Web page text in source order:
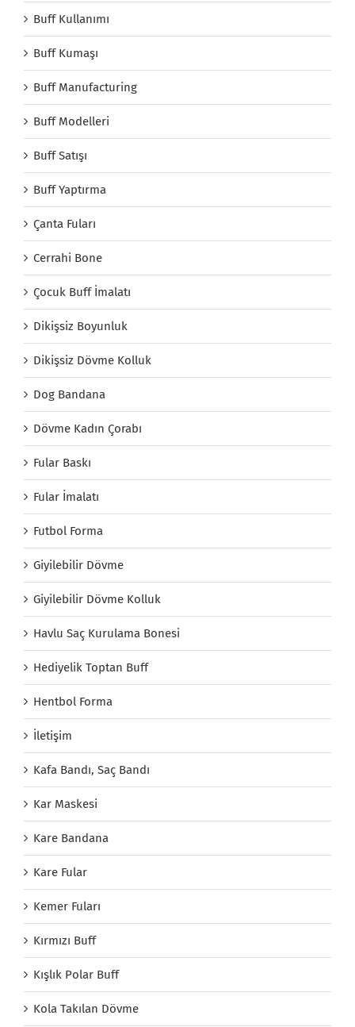
Buff Kullanımı
Buff Kumaşı
Buff Manufacturing
Buff Modelleri
Buff Satışı
Buff Yaptırma
Çanta Fuları
Cerrahi Bone
Çocuk Buff İmalatı
Dikişsiz Boyunluk
Dikişsiz Dövme Kolluk
Dog Bandana
Dövme Kadın Çorabı
Fular Baskı
Fular İmalatı
Futbol Forma
Giyilebilir Dövme
Giyilebilir Dövme Kolluk
Havlu Saç Kurulama Bonesi
Hediyelik Toptan Buff
Hentbol Forma
İletişim
Kafa Bandı, Saç Bandı
Kar Maskesi
Kare Bandana
Kare Fular
Kemer Fuları
Kırmızı Buff
Kışlık Polar Buff
Kola Takılan Dövme